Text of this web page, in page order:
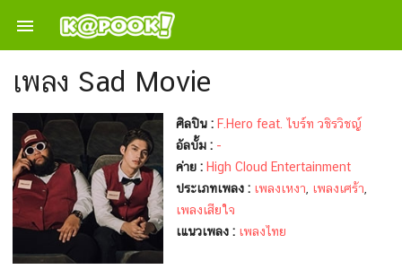

เพลง Sad Movie
ศิลปิน : F.Hero feat. ไบร์ท วชิรวิชญ์
อัลบั้ม : -
ค่าย : High Cloud Entertainment
ประเภทเพลง : เพลงเหงา เพลงเศร้า
เพลงเสียใจ
เแนวเพลง : เพลงไทย